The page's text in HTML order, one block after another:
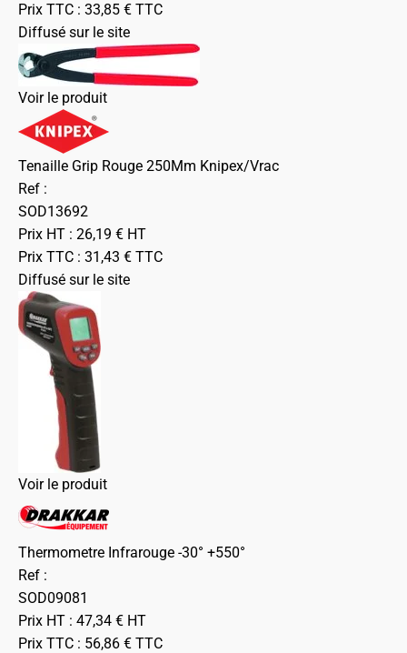
Prix TTC : 33,85 € TTC
Diffusé sur le site
Voir le produit
Tenaille Grip Rouge 250Mm Knipex/Vrac
Ref :
SOD13692
Prix HT : 26,19 € HT
Prix TTC : 31,43 € TTC
Diffusé sur le site
Voir le produit
Thermometre Infrarouge -30° +550°
Ref :
SOD09081
Prix HT : 47,34 € HT
Prix TTC : 56,86 € TTC